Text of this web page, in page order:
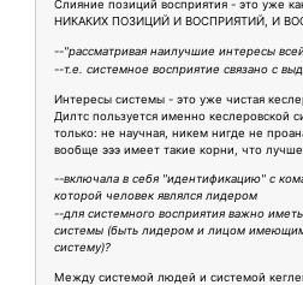
Слияние позиций восприятия - это уже
НИКАКИХ ПОЗИЦИЙ И ВОСПРИЯТИЙ, И
--"рассматривая наилучшие интересы
--т.е. системное восприятие связано с
Интересы системы - это уже чистая
Дилтс пользуется именно кеслеровской
только: не научная, никем нигде не
вообще эээ имеет такие корни, что
--включала в себя "идентификацию" с
которой человек являлся лидером
--для системного восприятия важно
системы (быть лидером и лицом
систему)?
Между системой людей и системой